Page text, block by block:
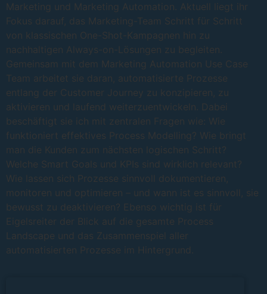
Marketing und Marketing Automation. Aktuell liegt ihr
Fokus darauf, das Marketing-Team Schritt für Schritt
von klassischen One-Shot-Kampagnen hin zu
nachhaltigen Always-on-Lösungen zu begleiten.
Gemeinsam mit dem Marketing Automation Use Case
Team arbeitet sie daran, automatisierte Prozesse
entlang der Customer Journey zu konzipieren, zu
aktivieren und laufend weiterzuentwickeln. Dabei
beschäftigt sie ich mit zentralen Fragen wie: Wie
funktioniert effektives Process Modelling? Wie bringt
man die Kunden zum nächsten logischen Schritt?
Welche Smart Goals und KPIs sind wirklich relevant?
Wie lassen sich Prozesse sinnvoll dokumentieren,
monitoren und optimieren – und wann ist es sinnvoll, sie
bewusst zu deaktivieren? Ebenso wichtig ist für
Eigelsreiter der Blick auf die gesamte Process
Landscape und das Zusammenspiel aller
automatisierten Prozesse im Hintergrund.